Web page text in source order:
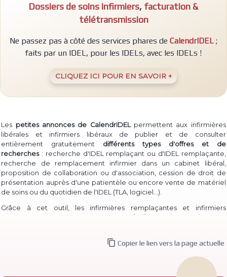
Dossiers de soins infirmiers, facturation &
télétransmission
Ne passez pas à côté des services phares de CalendrIDEL ;
faits par un IDEL, pour les IDELs, avec les IDELs !
CLIQUEZ ICI POUR EN SAVOIR +
Les petites annonces de CalendrIDELpermettent aux infirmières
libérales et infirmiers libéraux de publier et de consulter
entièrement gratuitement différents types d'offres et de
recherches: recherche d'IDEL remplaçant ou d'IDEL remplaçante,
recherche de remplacement infirmier dans un cabinet libéral,
proposition de collaboration ou d'association, cession de droit de
présentation auprès d'une patientèle ou encore vente de matériel
de soins ou du quotidien de l'IDEL (TLA, logiciel...)
Grâce à cet outil, les infirmières remplaçantes et infirmiers
consulter les annonces de recherche
remplaçante et d'infirmier libéral remplaçant déjà publiées.
De même, des infirmières ou infirmiers titulaires peuvent aisément
recherche de collaborateur ou de collaboratrice
, ou
 Copier le lien vers la page actuelle